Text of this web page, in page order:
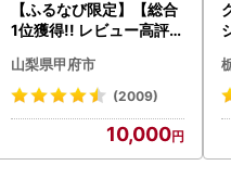
【ふるなび限定】【総合
1位獲得!! レビュー高評価
〉山梨県産 シャインマス
カット 2～3房（1.0kg以
N-Limited-SP
山梨県甲府市
(2009)
10,000